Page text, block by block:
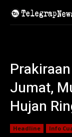
Jumat,
Hujan
Headline Info